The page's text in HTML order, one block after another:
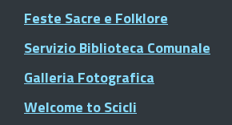
Feste Sacre e Folklore
Servizio Biblioteca Comunale
Galleria Fotografica
Welcome to Scicli